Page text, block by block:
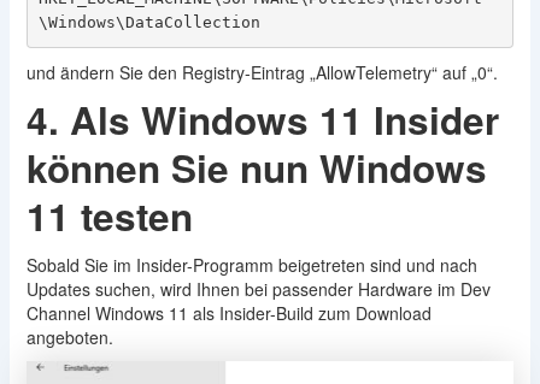
\Windows\DataCollection
und ändern Sie den Registry-Eintrag „AllowTelemetry“ auf „0“.
4. Als Windows 11 Insider
können Sie nun Windows
11 testen
Sobald Sie im Insider-Programm beigetreten sind und nach
Updates suchen, wird Ihnen bei passender Hardware im Dev
Channel Windows 11 als Insider-Build zum Download
angeboten.